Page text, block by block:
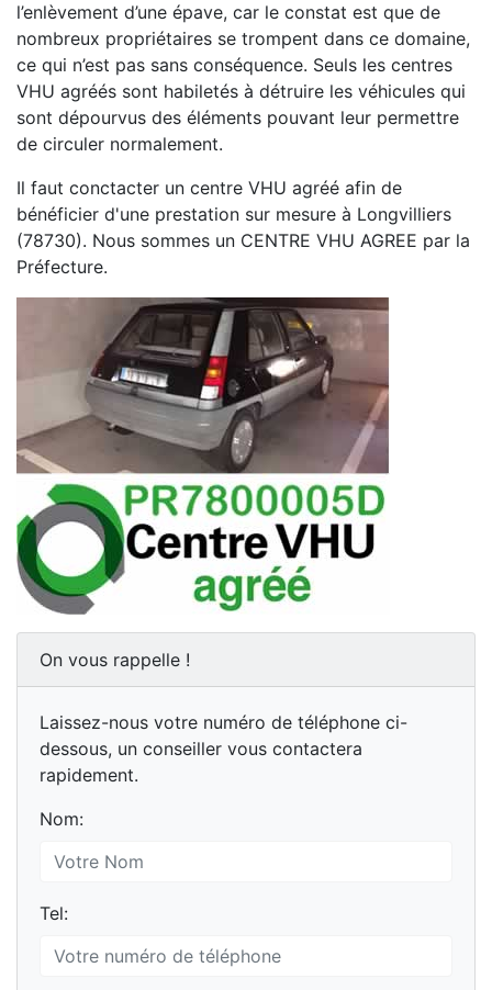
l’enlèvement d’une épave, car le constat est que de
nombreux propriétaires se trompent dans ce domaine,
ce qui n’est pas sans conséquence. Seuls les centres
VHU agréés sont habiletés à détruire les véhicules qui
sont dépourvus des éléments pouvant leur permettre
de circuler normalement.
Il faut conctacter un centre VHU agréé afin de
bénéficier d'une prestation sur mesure à Longvilliers
(78730). Nous sommes un CENTRE VHU AGREE par la
Préfecture.
On vous rappelle !
Laissez-nous votre numéro de téléphone ci-
dessous, un conseiller vous contactera
rapidement.
Nom:
Tel: